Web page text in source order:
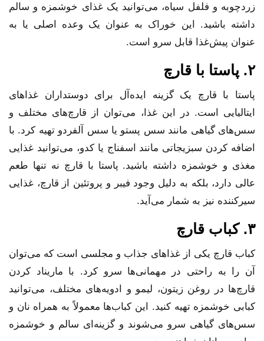
زردچوبه و فلفل سیاه، می‌توانید یک غذای خوشمزه و سالم
داشته باشید. این خوراک به عنوان یک وعده اصلی یا به
عنوان پیش‌غذا قابل سرو است.
۲. پاستا با قارچ
پاستا با قارچ یک گزینه ایده‌آل برای دوستداران غذاهای
ایتالیایی است. در این غذا، می‌توان از قارچ‌های مختلف و
سس‌های گیاهی مانند سس پستو یا سس آلفردو تهیه کرد. با
اضافه کردن سبزیجاتی مانند اسفناج یا کدو، می‌توانید غذایی
مغذی و خوشمزه داشته باشید. پاستا با قارچ نه تنها طعم
عالی دارد، بلکه به دلیل وجود فیبر و پروتئین از قارچ، غذایی
سیرکننده نیز به شمار می‌آید.
۳. کباب قارچ
کباب قارچ یکی از غذاهای جذاب و مجلسی است که می‌توان
آن را به راحتی در مهمانی‌ها سرو کرد. با ماریناد کردن
قارچ‌ها در روغن زیتون، لیمو و ادویه‌های مختلف، می‌توانید
کبابی خوشمزه تهیه کنید. این کباب‌ها معمولاً به همراه نان و
سس‌های گیاهی سرو می‌شوند و گزینه‌ای سالم و خوشمزه